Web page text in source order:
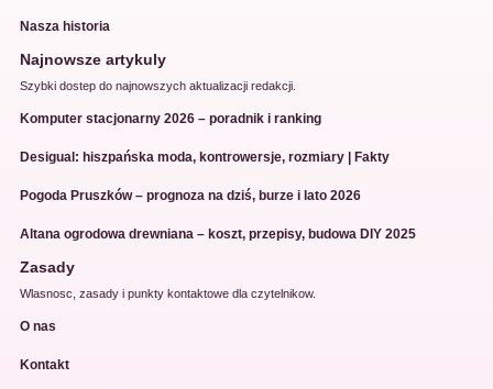
Nasza historia
Najnowsze artykuly
Szybki dostep do najnowszych aktualizacji redakcji.
Komputer stacjonarny 2026 – poradnik i ranking
Desigual: hiszpańska moda, kontrowersje, rozmiary | Fakty
Pogoda Pruszków – prognoza na dziś, burze i lato 2026
Altana ogrodowa drewniana – koszt, przepisy, budowa DIY 2025
Zasady
Wlasnosc, zasady i punkty kontaktowe dla czytelnikow.
O nas
Kontakt